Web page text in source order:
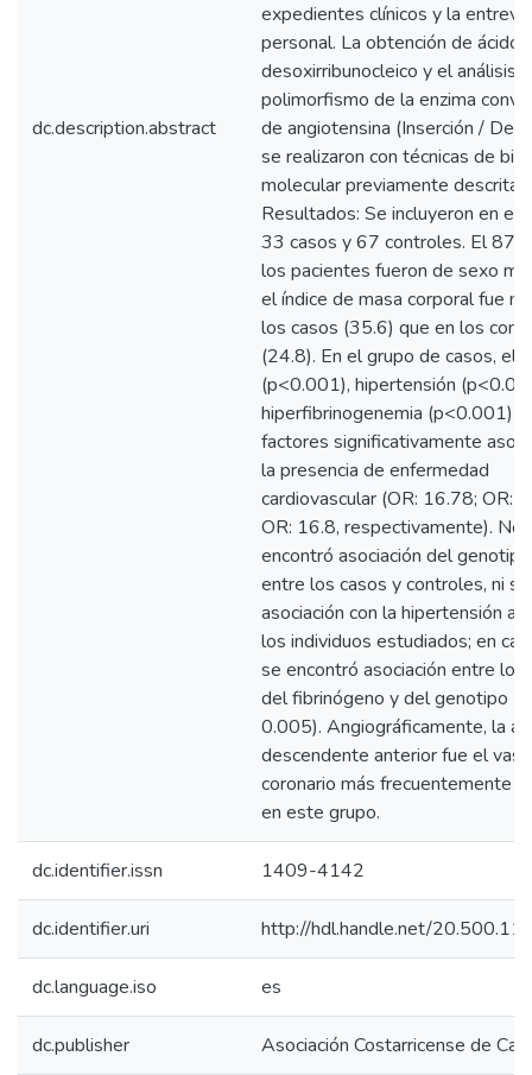
dc.description.abstract
expedientes clínicos y la
personal. La obtención de ácido
desoxirribunocleico y el análisis
polimorfismo de la enzima
de angiotensina (Inserción /
se realizaron con técnicas de
molecular previamente descritas.
Resultados: Se incluyeron en el
33 casos y 67 controles. El
los pacientes fueron de sexo
el índice de masa corporal fue
los casos (35.6) que en los
(24.8). En el grupo de casos, el
(p<0.001), hipertensión
hiperfibrinogenemia (p<0.001)
factores significativamente
la presencia de enfermedad
cardiovascular (OR: 16.78; OR:
OR: 16.8, respectivamente). No
encontró asociación del
entre los casos y controles, ni su
asociación con la hipertensión
los individuos estudiados; en
se encontró asociación entre los
del fibrinógeno y del genotipo II
0.005). Angiográficamente, la
descendente anterior fue el vaso
coronario más frecuentemente
en este grupo.
dc.identifier.issn 1409-4142
dc.identifier.uri http://hdl.handle.net/
dc.language.iso es
dc.publisher Asociación Costarricense de